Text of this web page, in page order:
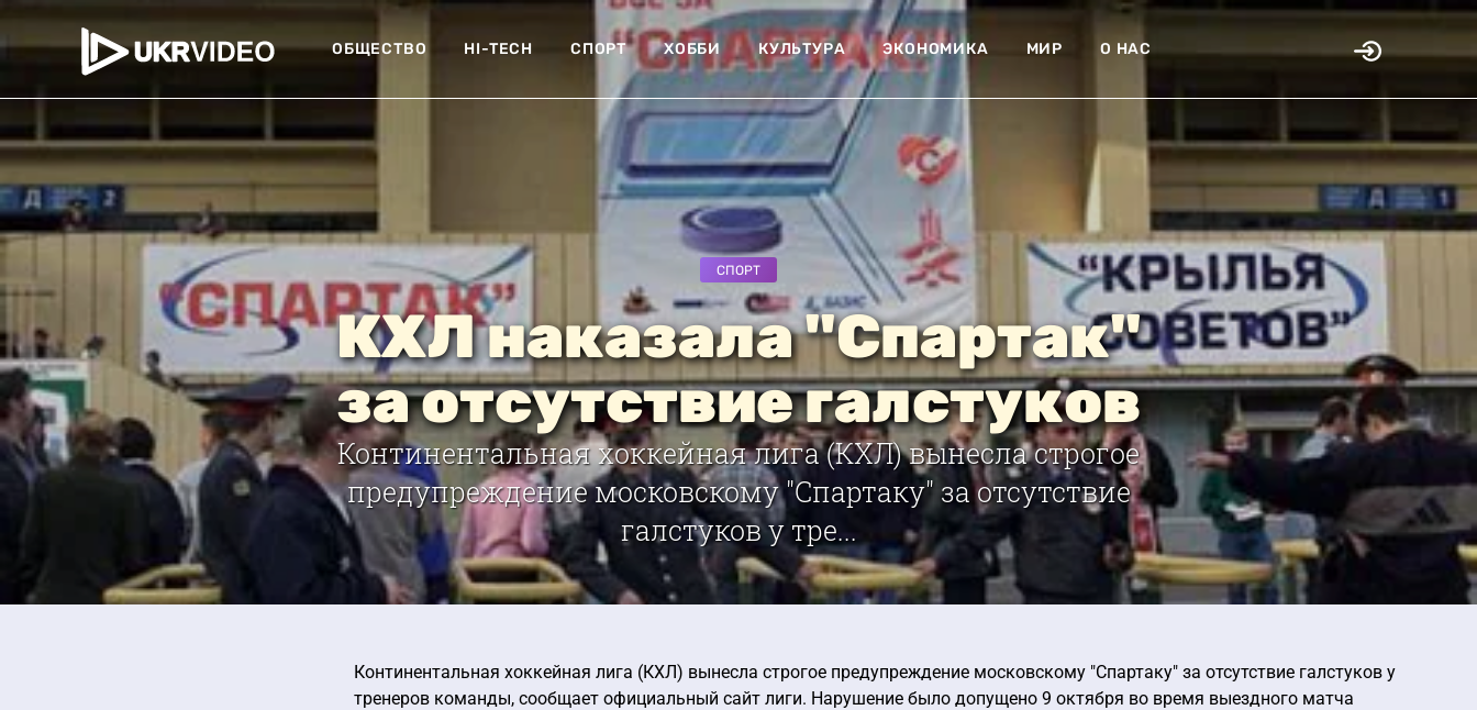
ОБЩЕСТВО HI-TECH СПОРТ ХОББИ КУЛЬТУРА ЭКОНОМИКА МИР О НАС
СПОРТ
КХЛ наказала "Спартак"
за отсутствие галстуков
Континентальная хоккейная лига (КХЛ) вынесла строгое
предупреждение московскому "Спартаку" за отсутствие
галстуков у тре...
Континентальная хоккейная лига (КХЛ) вынесла строгое предупреждение московскому "Спартаку" за отсутствие галстуков у
тренеров команды, сообщает официальный сайт лиги. Нарушение было допущено 9 октября во время выездного матча